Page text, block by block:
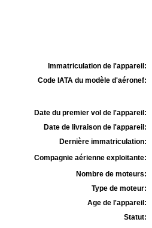
Immatriculation de l'appareil:
Code IATA du modèle d'aéronef:
Date du premier vol de l'appareil:
Date de livraison de l'appareil:
Dernière immatriculation:
Compagnie aérienne exploitante:
Nombre de moteurs:
Type de moteur:
Age de l'appareil:
Statut: